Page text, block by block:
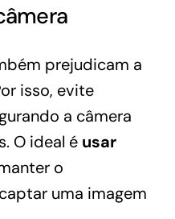
prejudicam a
isso, evite
a câmera
O ideal é usar
o
uma imagem